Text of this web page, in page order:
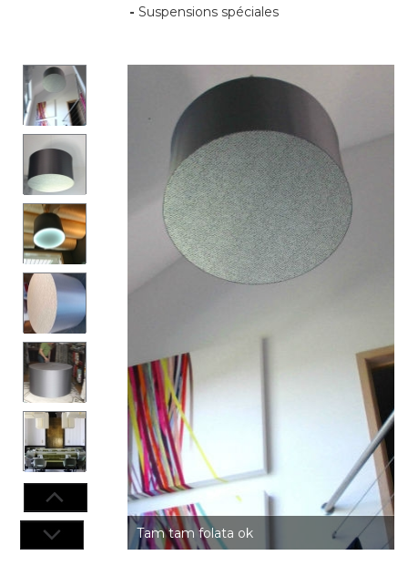
- Suspensions spéciales
tam tam folata ok